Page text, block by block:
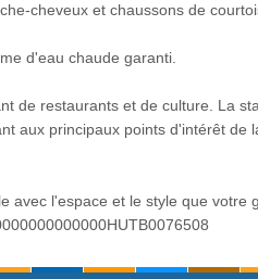
cheveux et chaussons de
d'eau chaude garanti.
de restaurants et de culture. La
aux principaux points d'intérêt de
avec l'espace et le style que votre